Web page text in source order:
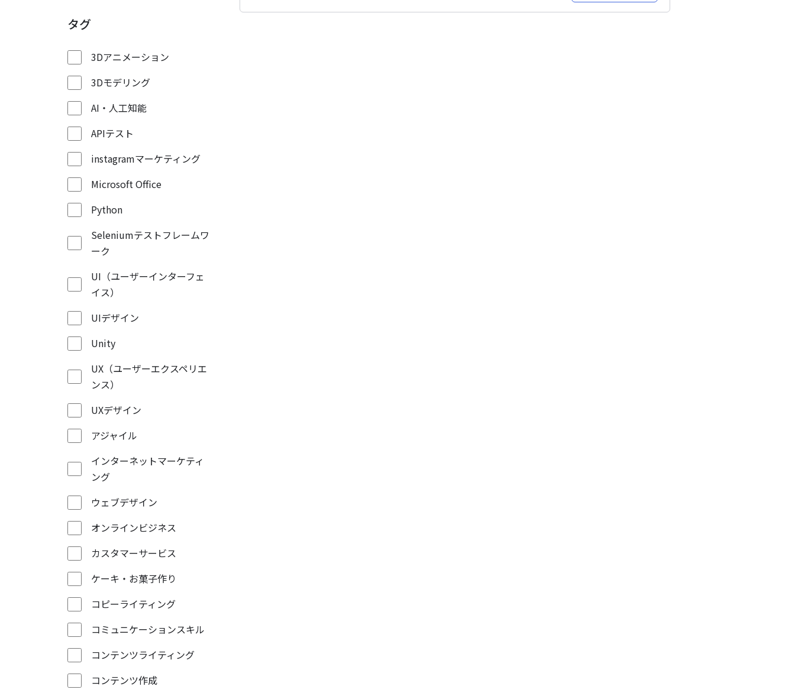
タグ
3Dアニメーション
3Dモデリング
AI・人工知能
APIテスト
instagramマーケティング
Microsoft Office
Python
Seleniumテストフレームワ
ーク
UI（ユーザーインターフェ
イス）
UIデザイン
Unity
UX（ユーザーエクスペリエ
ンス）
UXデザイン
アジャイル
インターネットマーケティ
ング
ウェブデザイン
オンラインビジネス
カスタマーサービス
ケーキ・お菓子作り
コピーライティング
コミュニケーションスキル
コンテンツライティング
コンテンツ作成